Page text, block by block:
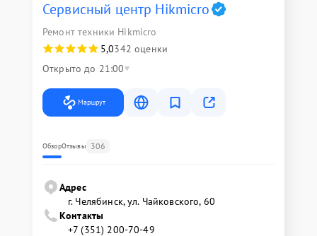
Сервисный центр Hikmicro
Ремонт техники Hikmicro
5,0342 оценки
Открыто до 21:00
Маршрут
ОбзорОтзывы 306
Адрес
г. Челябинск, ул. Чайковского, 60
Контакты
+7 (351) 200-70-49